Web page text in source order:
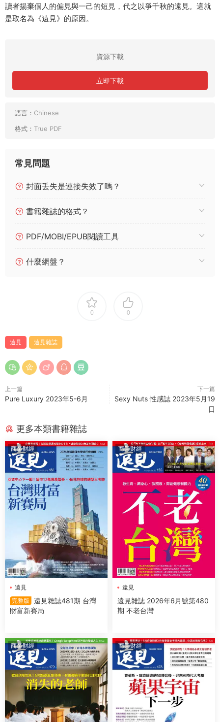
讀者揚棄個人的偏見與一己的短見，代之以爭千秋的遠見。這就
是取名為《遠見》的原因。
資源下載
立即下載
語言： Chinese
格式： True PDF
常見問題
封面丢失是連接失效了嗎？
書籍雜誌的格式？
PDF/MOBI/EPUB閱讀工具
什麼網盤？
0 0
遠見 遠見雜誌
上一篇
Pure Luxury 2023年5-6月
下一篇
Sexy Nuts 性感誌 2023年5月19
日
更多本類書籍雜誌
商業财經
遠見
完整版
遠見雜誌481期 台灣
財富新賽局
商業财經
遠見
遠見雜誌 2026年6月號第480
期 不老台灣
商業财經 商業财經